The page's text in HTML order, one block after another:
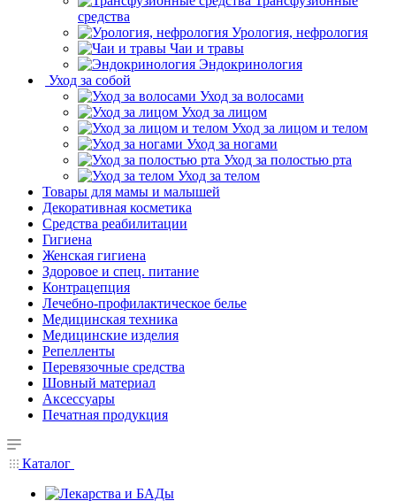
средства
Урология, нефрология
Чаи и травы
Эндокринология
Уход за собой
Уход за волосами
Уход за лицом
Уход за лицом и телом
Уход за ногами
Уход за полостью рта
Уход за телом
Товары для мамы и малышей
Декоративная косметика
Средства реабилитации
Гигиена
Женская гигиена
Здоровое и спец. питание
Контрацепция
Лечебно-профилактическое белье
Медицинская техника
Медицинские изделия
Репелленты
Перевязочные средства
Шовный материал
Аксессуары
Печатная продукция
Каталог